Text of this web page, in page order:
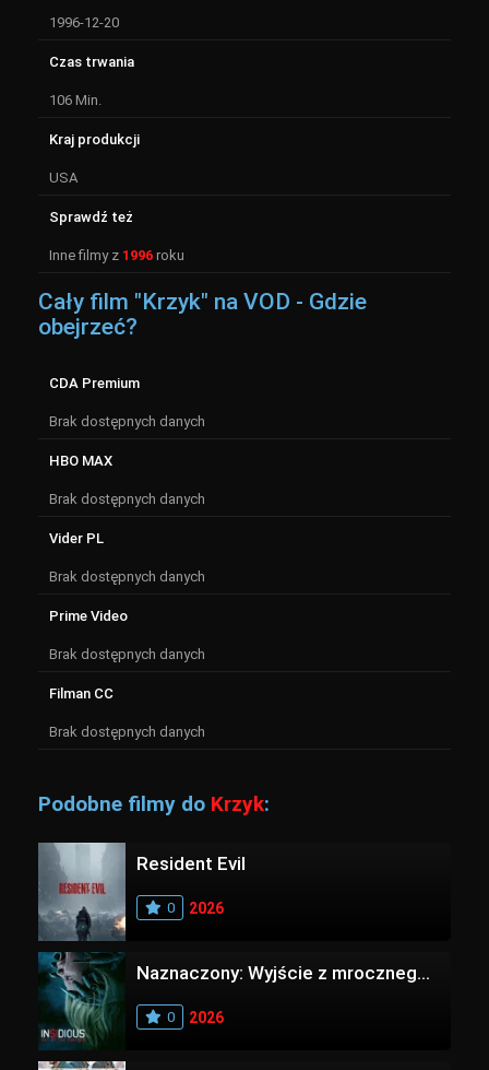
1996-12-20
Czas trwania
106 Min.
Kraj produkcji
USA
Sprawdź też
Inne filmy z 1996 roku
Cały film "Krzyk" na VOD - Gdzie
obejrzeć?
CDA Premium
Brak dostępnych danych
HBO MAX
Brak dostępnych danych
Vider PL
Brak dostępnych danych
Prime Video
Brak dostępnych danych
Filman CC
Brak dostępnych danych
Podobne filmy do Krzyk:
Resident Evil
0 2026
Naznaczony: Wyjście z mrocznego wymiaru
0 2026